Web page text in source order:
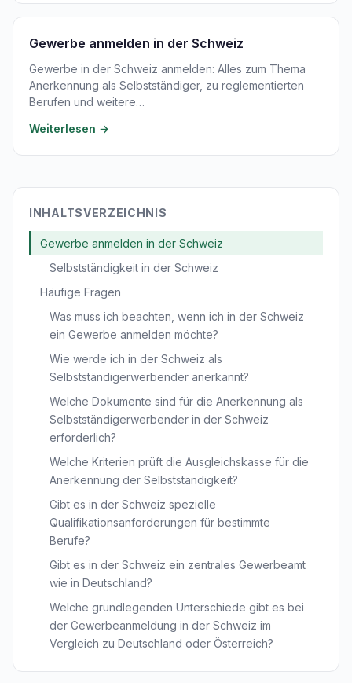
Gewerbe anmelden in der Schweiz
Gewerbe in der Schweiz anmelden: Alles zum Thema
Anerkennung als Selbstständiger, zu reglementierten
Berufen und weitere…
Weiterlesen →
INHALTSVERZEICHNIS
Gewerbe anmelden in der Schweiz
Selbstständigkeit in der Schweiz
Häufige Fragen
Was muss ich beachten, wenn ich in der Schweiz
ein Gewerbe anmelden möchte?
Wie werde ich in der Schweiz als
Selbstständigerwerbender anerkannt?
Welche Dokumente sind für die Anerkennung als
Selbstständigerwerbender in der Schweiz
erforderlich?
Welche Kriterien prüft die Ausgleichskasse für die
Anerkennung der Selbstständigkeit?
Gibt es in der Schweiz spezielle
Qualifikationsanforderungen für bestimmte
Berufe?
Gibt es in der Schweiz ein zentrales Gewerbeamt
wie in Deutschland?
Welche grundlegenden Unterschiede gibt es bei
der Gewerbeanmeldung in der Schweiz im
Vergleich zu Deutschland oder Österreich?